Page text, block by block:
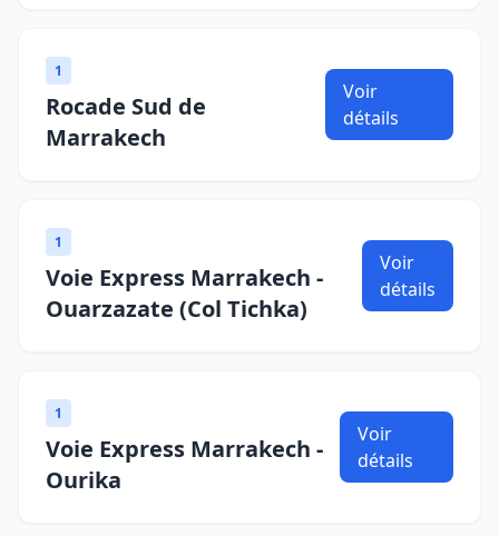
1
Rocade Sud de
Marrakech
Voir
détails
1
Voie Express Marrakech -
Ouarzazate (Col Tichka)
Voir
détails
1
Voie Express Marrakech -
Ourika
Voir
détails